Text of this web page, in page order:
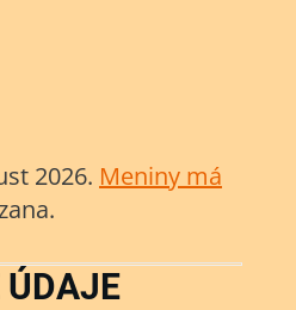
2026. Meniny má
.